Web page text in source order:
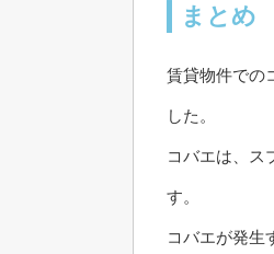
まとめ
賃貸物件での
した。
コバエは、ス
す。
コバエが発生